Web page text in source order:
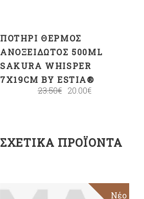
ΠΟΤΉΡΙ ΘΕΡΜΌΣ
ΑΝΟΞΕΊΔΩΤΟΣ 500ML
SAKURA WHISPER
7X19CM BY ESTIA®
23.50€ 20.00€
ΣΧΕΤΙΚΆ ΠΡΟΪΌΝΤΑ
Sale
Νέο